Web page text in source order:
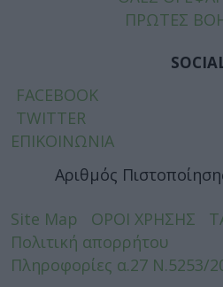
ΠΡΩΤΕΣ
FACEBOOK
TWITTER
ΕΠΙΚΟΙΝΩΝΙΑ
Αριθμός
Site Map ΟΡΟΙ ΧΡΗΣΗΣ
Πολιτική απορρήτου
Πληροφορίες α.27 Ν.5253/